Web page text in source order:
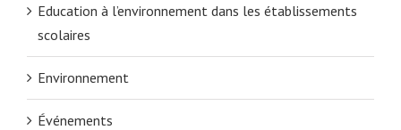
Education à l’environnement dans les établissements
scolaires
Environnement
Événements